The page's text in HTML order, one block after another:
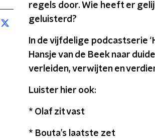
regels door. Wie heeft er
geluisterd?
In de vijfdelige podcastserie
Hansje van de Beek naar
verleiden, verwijten en
Luister hier ook:
* Olaf zit vast
* Bouta’s laatste zet